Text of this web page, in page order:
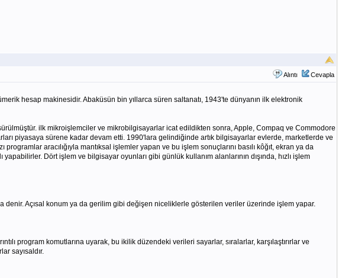
Alıntı Cevapla
hesap makinesidir. Abaküsün bin yıllarca süren saltanatı, 1943'te dünyanın ilk elektronik
ilk mikroişlemciler ve mikrobilgisayarlar icat edildikten sonra, Apple, Compaq ve Commodore
piyasaya sürene kadar devam etti. 1990'lara gelindiğinde artık bilgisayarlar evlerde, marketlerde ve
aracılığıyla mantıksal işlemler yapan ve bu işlem sonuçlarını basılı kôğıt, ekran ya da
Dört işlem ve bilgisayar oyunları gibi günlük kullanım alanlarının dışında, hızlı işlem
Açısal konum ya da gerilim gibi değişen niceliklerle gösterilen veriler üzerinde işlem yapar.
program komutlarına uyarak, bu ikilik düzendeki verileri sayarlar, sıralarlar, karşılaştırırlar ve
sayısaldır.